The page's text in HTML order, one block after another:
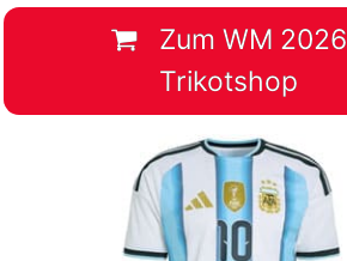
Zum WM 2026
Trikotshop